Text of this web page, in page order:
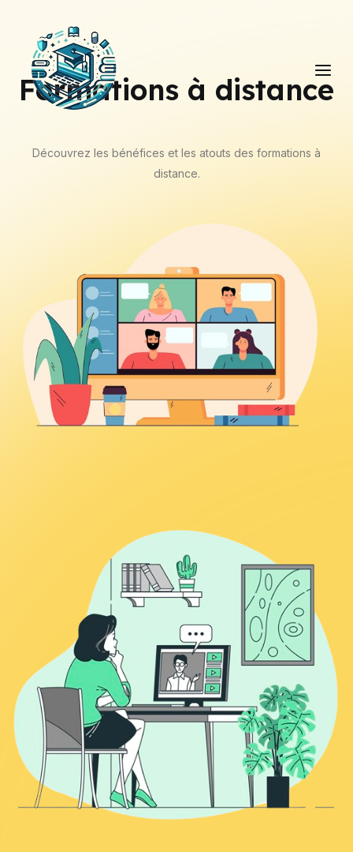
contenu
Formations à distance
Découvrez les bénéfices et les atouts des formations à
distance.